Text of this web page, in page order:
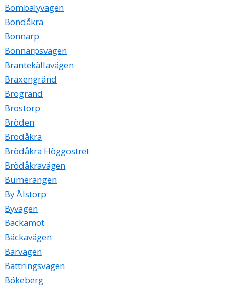
Bombalyvägen
Bondåkra
Bonnarp
Bonnarpsvägen
Brantekällavägen
Braxengränd
Brogränd
Brostorp
Bröden
Brödåkra
Brödåkra Höggostret
Brödåkravägen
Bumerangen
By Ålstorp
Byvägen
Bäckamot
Bäckavägen
Bärvägen
Bättringsvägen
Bökeberg